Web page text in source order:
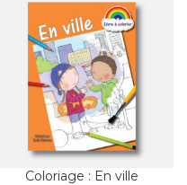
Coloriage : En ville